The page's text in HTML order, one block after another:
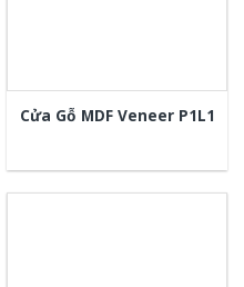
Cửa Gỗ MDF Veneer P1L1